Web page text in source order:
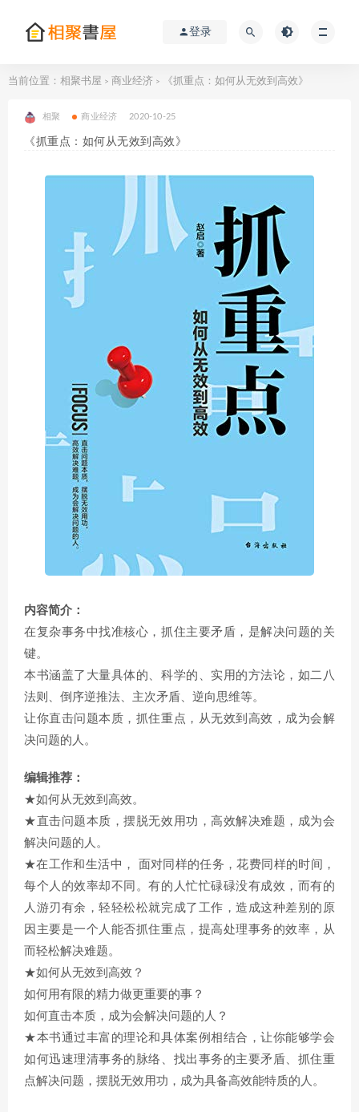
登录
当前位置： 相聚书屋 > 商业经济 > 《抓重点：如何从无效到高效》
相聚 商业经济 2020-10-25
《抓重点：如何从无效到高效》
内容简介：
在复杂事务中找准核心，抓住主要矛盾，是解决问题的关
键。
本书涵盖了大量具体的、科学的、实用的方法论，如二八
法则、倒序逆推法、主次矛盾、逆向思维等。
让你直击问题本质，抓住重点，从无效到高效，成为会解
决问题的人。
编辑推荐：
★如何从无效到高效。
★直击问题本质，摆脱无效用功，高效解决难题，成为会
解决问题的人。
★在工作和生活中， 面对同样的任务，花费同样的时间，
每个人的效率却不同。有的人忙忙碌碌没有成效，而有的
人游刃有余，轻轻松松就完成了工作，造成这种差别的原
因主要是一个人能否抓住重点，提高处理事务的效率，从
而轻松解决难题。
★如何从无效到高效？
如何用有限的精力做更重要的事？
如何直击本质，成为会解决问题的人？
★本书通过丰富的理论和具体案例相结合，让你能够学会
如何迅速理清事务的脉络、找出事务的主要矛盾、抓住重
点解决问题，摆脱无效用功，成为具备高效能特质的人。